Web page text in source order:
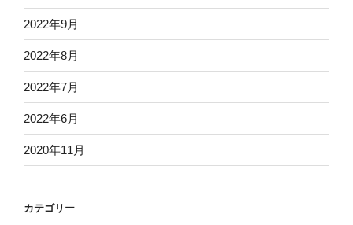
2022年9月
2022年8月
2022年7月
2022年6月
2020年11月
カテゴリー